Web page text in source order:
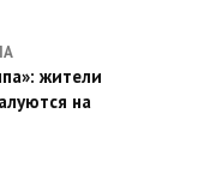
жители
на